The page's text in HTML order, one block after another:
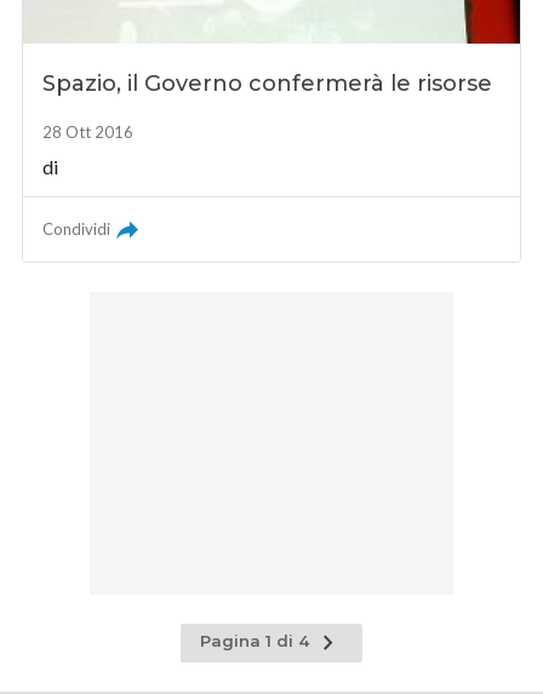
Spazio, il Governo confermerà le risorse
28 Ott 2016
di
Condividi
Pagina 1 di 4
Pagina
successiva